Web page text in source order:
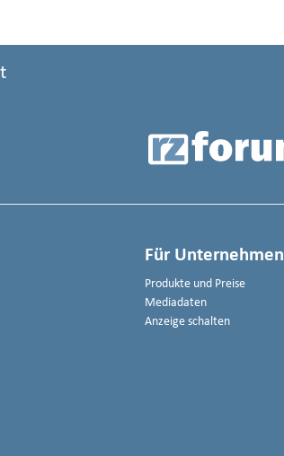
Für Unternehmen
Produkte und Preise
Mediadaten
Anzeige schalten